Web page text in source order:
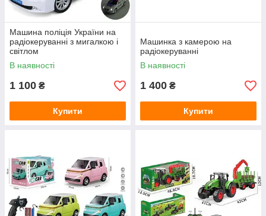
Машина поліція України на
радіокеруванні з мигалкою і
світлом
В наявності
1 100 ₴
Купити
Машинка з камерою на
радіокеруванні
В наявності
1 400 ₴
Купити